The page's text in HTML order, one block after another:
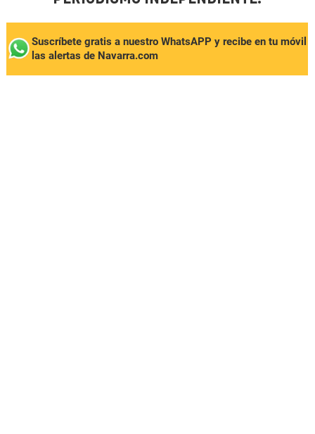
Suscríbete gratis a nuestro WhatsAPP y recibe en tu móvil
las alertas de Navarra.com